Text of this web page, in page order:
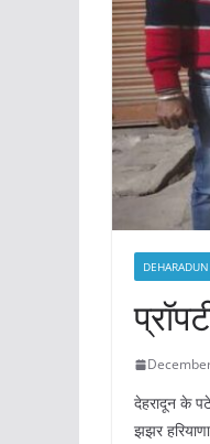
DEHARADUN
देहरादून के
झझर